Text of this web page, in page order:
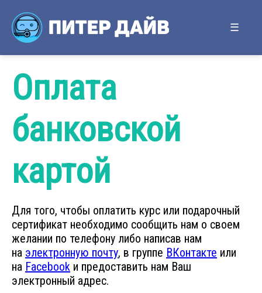
С чего начать?
Подарочные сертификаты
Пробное погружение
Scuba Diver
Курс OPEN WATER DIVER за три дня.
Advanced Open Water Diver
Emergency First Response
Rescue Diver
Оплата
банковской
картой
Для того, чтобы оплатить курс или подарочный
сертификат необходимо сообщить нам о своем
желании по телефону либо написав нам
на электронную почту, в группе ВКонтакте или
на Facebook и предоставить нам Ваш
электронный адрес.